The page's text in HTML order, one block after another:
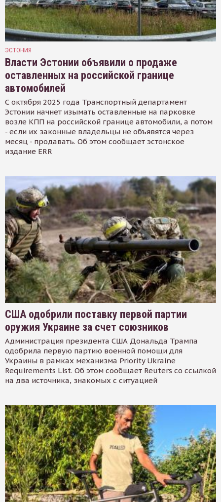
ЭСТОНИЯ
Власти Эстонии объявили о продаже
оставленных на российской границе
автомобилей
С октября 2025 года Транспортный департамент
Эстонии начнет изымать оставленные на парковке
возле КПП на российской границе автомобили, а потом
- если их законные владельцы не объявятся через
месяц - продавать. Об этом сообщает эстонское
издание ERR
США одобрили поставку первой партии
оружия Украине за счет союзников
Администрация президента США Дональда Трампа
одобрила первую партию военной помощи для
Украины в рамках механизма Priority Ukraine
Requirements List. Об этом сообщает Reuters со ссылкой
на два источника, знакомых с ситуацией